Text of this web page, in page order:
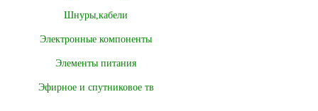
Шнуры,кабели
Электронные компоненты
Элементы питания
Эфирное и спутниковое тв